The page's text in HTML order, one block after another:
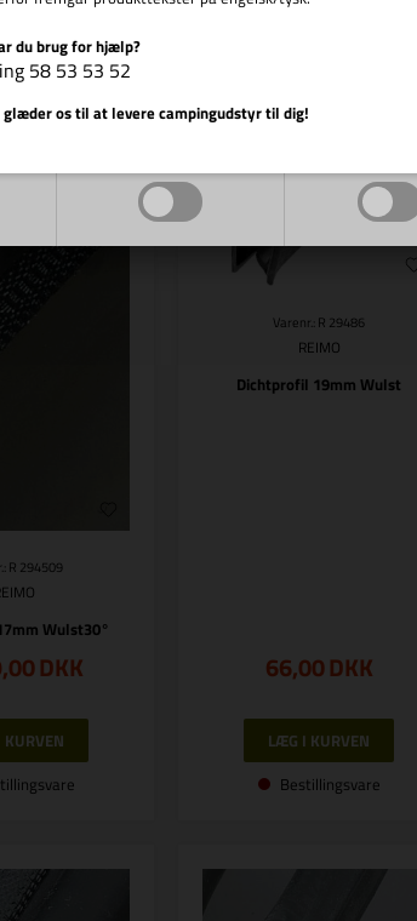
Bestillingsvare
R 294509
Wulst30°
DKK
Varenr.: R 29486
REIMO
Dichtprofil 19mm Wulst
66,00DKK
Bestillingsvare
du brug for hjælp?
58 53 53 52
glæder os til at levere campingudstyr til dig!